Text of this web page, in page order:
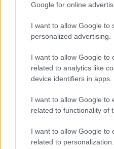
Google for online
I want to allow Google to
personalized advertising.
I want to allow Google to
related to analytics like
device identifiers in apps.
I want to allow Google to
related to functionality of
I want to allow Google to
related to personalization.
De beste strategieën voor
Sven Bakker · 4 aug 2026
CRYPTOKOERSEN